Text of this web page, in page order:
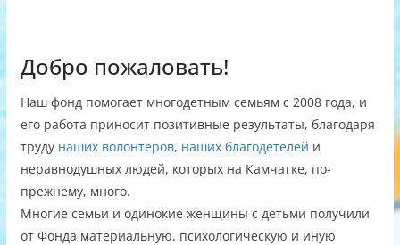
Добро пожаловать!
Наш фонд помогает многодетным семьям с 2008 года, и
его работа приносит позитивные результаты, благодаря
труду наших волонтеров, наших благодетелей и
неравнодушных людей, которых на Камчатке, по-
прежнему, много.
Многие семьи и одинокие женщины с детьми получили
от Фонда материальную, психологическую и иную